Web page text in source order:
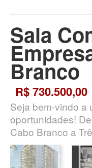
Sala
Branco
R$ 730.500,00
Seja bem-vindo a
oportunidades!
Cabo Branco a